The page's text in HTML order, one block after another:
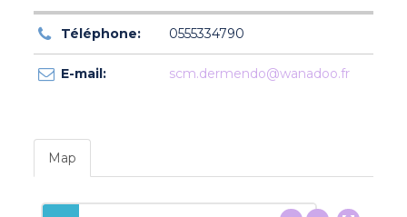
Téléphone: 0555334790
E-mail: scm.dermendo@wanadoo.fr
Map